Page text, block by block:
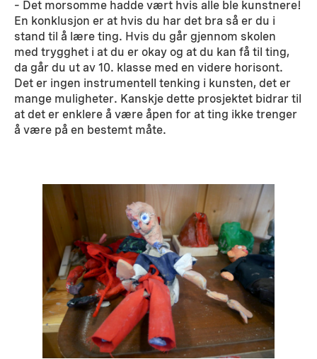
– Det morsomme hadde vært hvis alle ble kunstnere!
En konklusjon er at hvis du har det bra så er du i
stand til å lære ting. Hvis du går gjennom skolen
med trygghet i at du er okay og at du kan få til ting,
da går du ut av 10. klasse med en videre horisont.
Det er ingen instrumentell tenking i kunsten, det er
mange muligheter. Kanskje dette prosjektet bidrar til
at det er enklere å være åpen for at ting ikke trenger
å være på en bestemt måte.